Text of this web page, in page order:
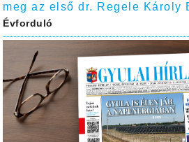
meg az első dr. Regele Károly
Évforduló